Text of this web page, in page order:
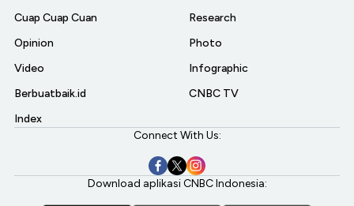
Cuap Cuap Cuan
Opinion
Video
Berbuatbaik.id
Index
Research
Photo
Infographic
CNBC TV
Connect With Us:
Download aplikasi CNBC Indonesia: